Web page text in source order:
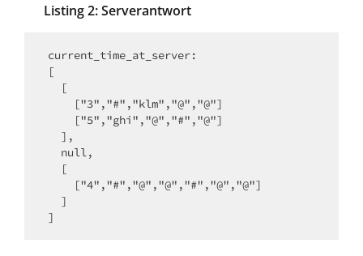
Listing 2: Serverantwort
current_time_at_server:
[
]